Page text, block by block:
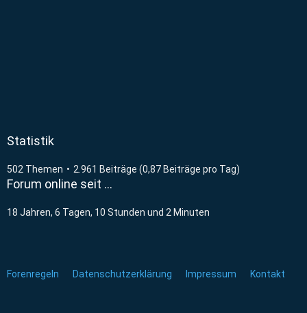
Statistik
502 Themen 2.961 Beiträge (0,87 Beiträge pro Tag)
Forum online seit …
18 Jahren, 6 Tagen, 10 Stunden und 2 Minuten
Forenregeln Datenschutzerklärung Impressum Kontakt